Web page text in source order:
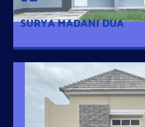
SURYA MADANI DUA
MANUNGGAL JAYA RESIDENCE